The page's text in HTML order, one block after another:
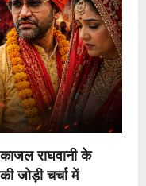
काजल राघवानी के
जोड़ी चर्चा में